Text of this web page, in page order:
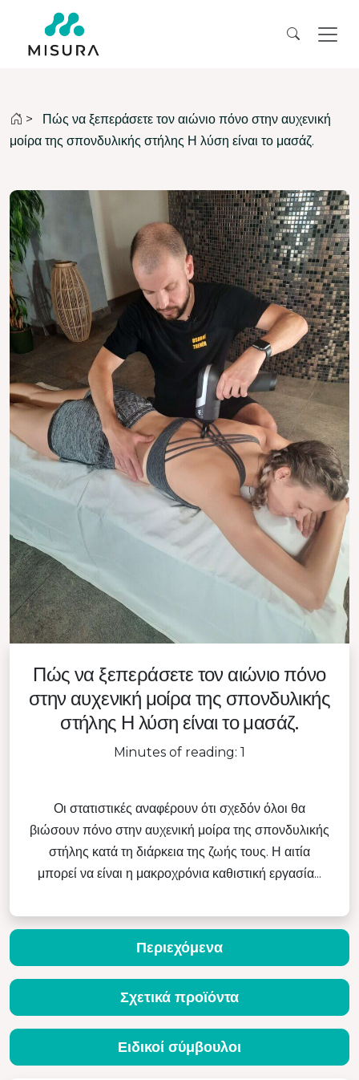
>
Πώς να ξεπεράσετε τον αιώνιο πόνο στην αυχενική
μοίρα της σπονδυλικής στήλης Η λύση είναι το μασάζ.
Πώς να ξεπεράσετε τον αιώνιο πόνο
στην αυχενική μοίρα της σπονδυλικής
στήλης Η λύση είναι το μασάζ.
Minutes of reading: 1
Οι στατιστικές αναφέρουν ότι σχεδόν όλοι θα
βιώσουν πόνο στην αυχενική μοίρα της σπονδυλικής
στήλης κατά τη διάρκεια της ζωής τους. Η αιτία
μπορεί να είναι η μακροχρόνια καθιστική εργασία...
Περιεχόμενα
Σχετικά προϊόντα
Ειδικοί σύμβουλοι